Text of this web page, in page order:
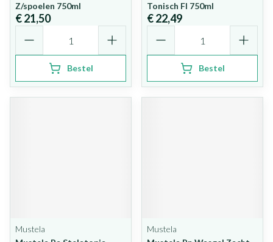
Z/spoelen 750ml
€ 21,50
Bestel
Tonisch Fl 750ml
€ 22,49
Bestel
Mustela
Mustela